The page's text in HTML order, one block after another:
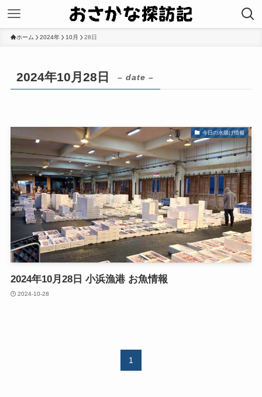
ホーム 2024年 10月 28日
2024年10月28日 – date –
今日の水揚げ情報
2024年10月28日 小浜漁港 お魚情報
2024-10-28
1